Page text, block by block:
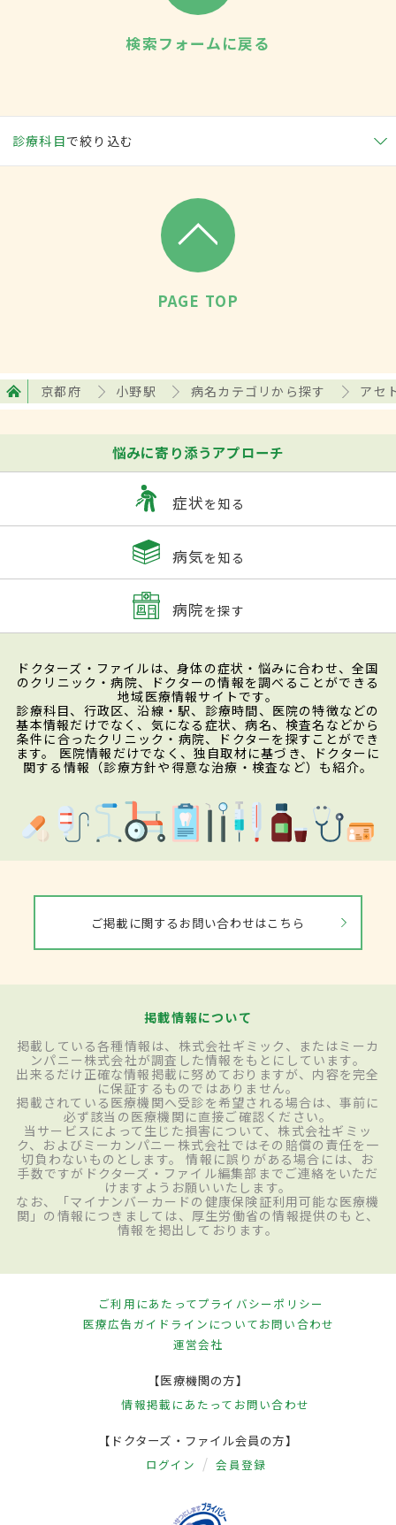
検索フォームに戻る
診療科目で絞り込む
PAGE TOP
京都府 小野駅 病名カテゴリから探す アセ
悩みに寄り添うアプローチ
症状を知る
病気を知る
病院を探す
ドクターズ・ファイルは、身体の症状・悩みに合わせ、全国
のクリニック・病院、ドクターの情報を調べることができる
地域医療情報サイトです。
診療科目、行政区、沿線・駅、診療時間、医院の特徴などの
基本情報だけでなく、気になる症状、病名、検査名などから
条件に合ったクリニック・病院、ドクターを探すことができ
ます。 医院情報だけでなく、独自取材に基づき、ドクターに
関する情報（診療方針や得意な治療・検査など）も紹介。
ご掲載に関するお問い合わせはこちら
掲載情報について
掲載している各種情報は、株式会社ギミック、またはミーカ
ンパニー株式会社が調査した情報をもとにしています。
出来るだけ正確な情報掲載に努めておりますが、内容を完全
に保証するものではありません。
掲載されている医療機関へ受診を希望される場合は、事前に
必ず該当の医療機関に直接ご確認ください。
当サービスによって生じた損害について、株式会社ギミッ
ク、およびミーカンパニー株式会社ではその賠償の責任を一
切負わないものとします。 情報に誤りがある場合には、お
手数ですがドクターズ・ファイル編集部までご連絡をいただ
けますようお願いいたします。
なお、「マイナンバーカードの健康保険証利用可能な医療機
関」の情報につきましては、厚生労働省の情報提供のもと、
情報を掲出しております。
ご利用にあたってプライバシーポリシー
医療広告ガイドラインについてお問い合わせ
運営会社
【医療機関の方】
情報掲載にあたって お問い合わせ
【ドクターズ・ファイル会員の方】
ログイン 会員登録